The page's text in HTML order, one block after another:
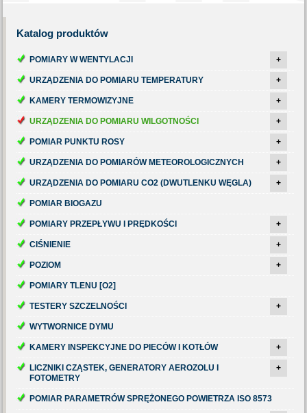
Katalog produktów
POMIARY W WENTYLACJI +
URZĄDZENIA DO POMIARU TEMPERATURY +
KAMERY TERMOWIZYJNE +
URZĄDZENIA DO POMIARU WILGOTNOŚCI +
POMIAR PUNKTU ROSY +
URZĄDZENIA DO POMIARÓW METEOROLOGICZNYCH +
URZĄDZENIA DO POMIARU CO2 (DWUTLENKU WĘGLA) +
POMIAR BIOGAZU
POMIARY PRZEPŁYWU I PRĘDKOŚCI +
CIŚNIENIE +
POZIOM +
POMIARY TLENU [O2]
TESTERY SZCZELNOŚCI +
WYTWORNICE DYMU
KAMERY INSPEKCYJNE DO PIECÓW I KOTŁÓW +
LICZNIKI CZĄSTEK, GENERATORY AEROZOLU I
FOTOMETRY
+
POMIAR PARAMETRÓW SPRĘŻONEGO POWIETRZA ISO 8573